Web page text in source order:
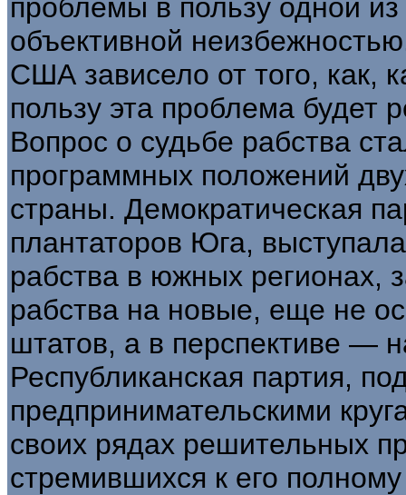
проблемы в пользу одной
объективной
США зависело от того, как,
пользу эта проблема будет
Вопрос о судьбе рабства
программных положений
страны. Демократическая
плантаторов Юга,
рабства в южных регионах,
рабства на новые, еще не
штатов, а в перспективе —
Республиканская партия,
предпринимательскими
своих рядах решительных
стремившихся к его